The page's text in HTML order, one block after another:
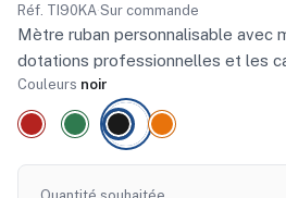
Réf. TI90KA·Sur commande
Mètre ruban personnalisable avec
dotations professionnelles et les
Couleurs noir